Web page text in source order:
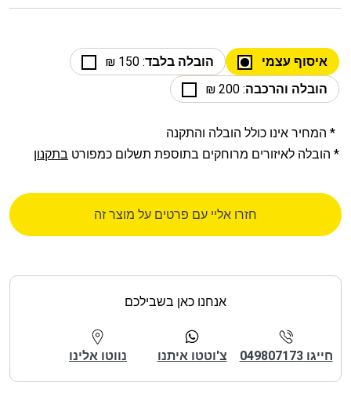
איסוף עצמי הובלה בלבד: 150 ₪
הובלה והרכבה: 200 ₪
* המחיר אינו כולל הובלה והתקנה
* הובלה לאיזורים מרוחקים בתוספת תשלום כמפורט בתקנון
חזרו אליי עם פרטים על מוצר זה
אנחנו כאן בשבילכם
חייגו 049807173 צ'וטטו איתנו נווטו אלינו